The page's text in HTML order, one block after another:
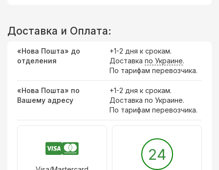
Доставка и Оплата:
«Нова Пошта» до
отделения
+1-2 дня к срокам.
Доставка по Украине.
По тарифам перевозчика.
«Нова Пошта» по
Вашему адресу
+1-2 дня к срокам.
Доставка по Украине.
По тарифам перевозчика.
24